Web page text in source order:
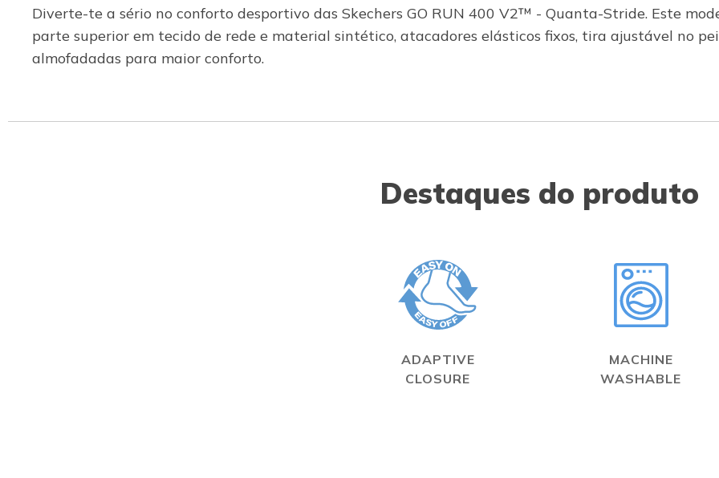
Diverte-te a sério no conforto desportivo das Skechers GO RUN 400 V2™ - Quanta-Stride. Este
parte superior em tecido de rede e material sintético, atacadores elásticos fixos, tira ajustável no
almofadadas para maior conforto.
Destaques do produto
ADAPTIVE
CLOSURE
MACHINE
WASHABLE